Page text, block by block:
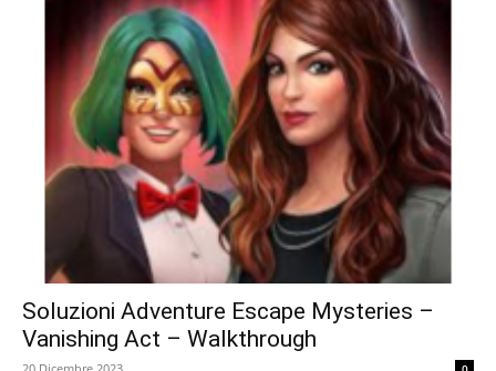
Soluzioni Adventure Escape Mysteries –
Vanishing Act – Walkthrough